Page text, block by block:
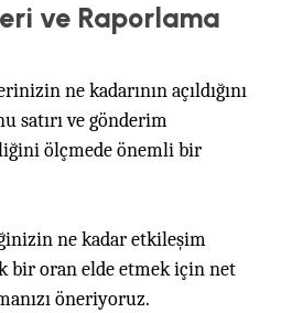
ve Raporlama
ne kadarının açıldığını
satırı ve gönderim
ölçmede önemli bir
ne kadar etkileşim
bir oran elde etmek için net
öneriyoruz.